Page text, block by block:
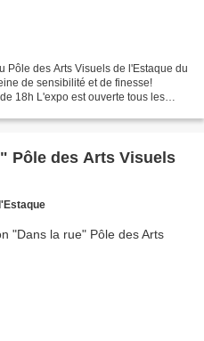
Pôle des Arts Visuels de l'Estaque du
de sensibilité et de finesse!
18h L'expo est ouverte tous les
Pôle des Arts Visuels